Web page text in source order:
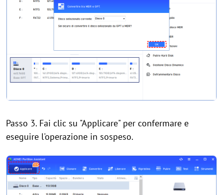
Passo 3. Fai clic su "Applicare" per confermare e
eseguire l'operazione in sospeso.